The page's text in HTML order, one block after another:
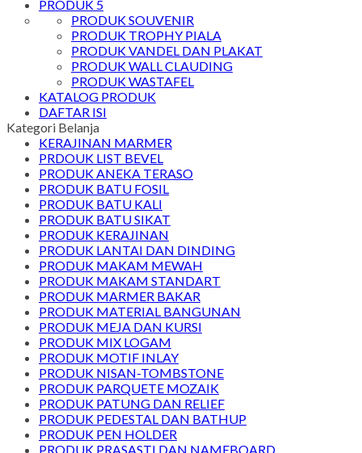
PRODUK 5
PRODUK SOUVENIR
PRODUK TROPHY PIALA
PRODUK VANDEL DAN PLAKAT
PRODUK WALL CLAUDING
PRODUK WASTAFEL
KATALOG PRODUK
DAFTAR ISI
Kategori Belanja
KERAJINAN MARMER
PRDOUK LIST BEVEL
PRODUK ANEKA TERASO
PRODUK BATU FOSIL
PRODUK BATU KALI
PRODUK BATU SIKAT
PRODUK KERAJINAN
PRODUK LANTAI DAN DINDING
PRODUK MAKAM MEWAH
PRODUK MAKAM STANDART
PRODUK MARMER BAKAR
PRODUK MATERIAL BANGUNAN
PRODUK MEJA DAN KURSI
PRODUK MIX LOGAM
PRODUK MOTIF INLAY
PRODUK NISAN-TOMBSTONE
PRODUK PARQUETE MOZAIK
PRODUK PATUNG DAN RELIEF
PRODUK PEDESTAL DAN BATHUP
PRODUK PEN HOLDER
PRODUK PRASASTI DAN NAMEBOARD